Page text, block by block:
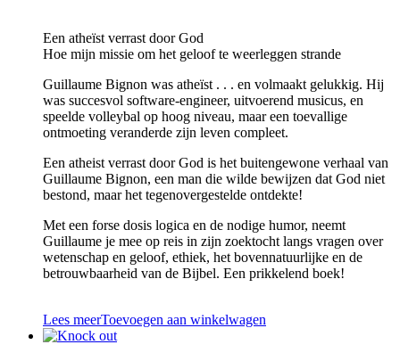
Een atheïst verrast door God
Hoe mijn missie om het geloof te weerleggen strande
Guillaume Bignon was atheïst . . . en volmaakt gelukkig. Hij
was succesvol software-engineer, uitvoerend musicus, en
speelde volleybal op hoog niveau, maar een toevallige
ontmoeting veranderde zijn leven compleet.
Een atheist verrast door God is het buitengewone verhaal van
Guillaume Bignon, een man die wilde bewijzen dat God niet
bestond, maar het tegenovergestelde ontdekte!
Met een forse dosis logica en de nodige humor, neemt
Guillaume je mee op reis in zijn zoektocht langs vragen over
wetenschap en geloof, ethiek, het bovennatuurlijke en de
betrouwbaarheid van de Bijbel. Een prikkelend boek!
Lees meerToevoegen aan winkelwagen